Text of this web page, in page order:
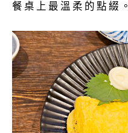
餐桌上最溫柔的點綴。